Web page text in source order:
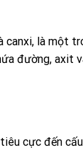
là một
đường, axit
cực đến